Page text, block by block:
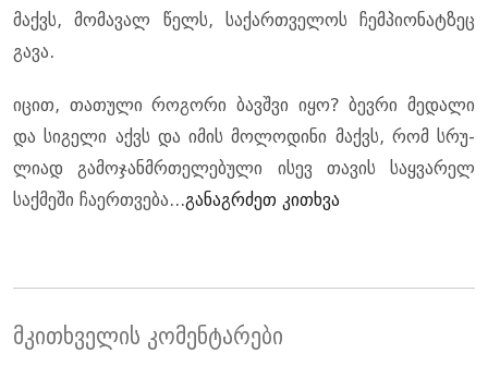
მაქვს, მო­მა­ვალ წელს, სა­ქარ­თვე­ლოს ჩემ­პი­ო­ნატ­ზეც
გავა.
იცით, თა­თუ­ლი რო­გო­რი ბავ­შვი იყო? ბევ­რი მე­და­ლი
და სი­გე­ლი აქვს და იმის მო­ლო­დი­ნი მაქვს, რომ სრუ­
ლი­ად გა­მო­ჯან­მრთე­ლე­ბუ­ლი ისევ თა­ვის საყ­ვა­რელ
საქ­მე­ში ჩა­ერ­თვე­ბა...გა­ნაგ­რძეთ კი­თხვა
მკითხველის კომენტარები